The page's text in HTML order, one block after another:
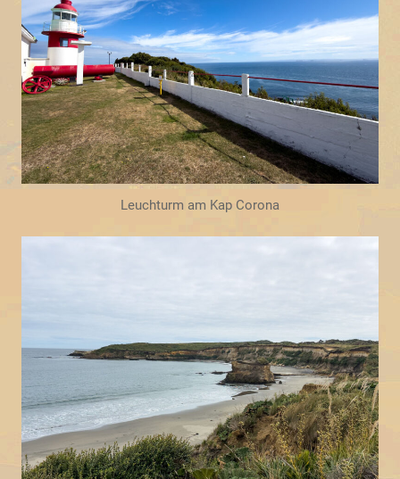
Leuchturm am Kap Corona